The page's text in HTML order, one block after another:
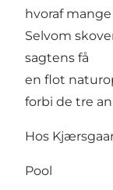
hvoraf
Selvom
sagtens få
en flot
forbi de tre
Hos
Pool